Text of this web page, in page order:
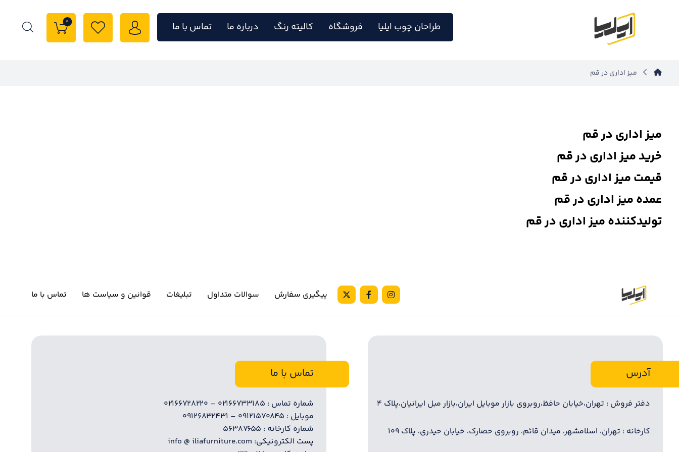
0 طراحان چوب ایلیا فروشگاه کالیته رنگ درباره ما تماس با ما
میز اداری در قم
میز اداری در قم
خرید میز اداری در قم
قیمت میز اداری در قم
عمده میز اداری در قم
تولیدکننده میز اداری در قم
پیگیری سفارش سوالات متداول تبلیغات قوانین و سیاست ها تماس با ما
آدرس
دفتر فروش : تهران،خیابان حافظ،روبروی بازار موبایل ایران،بازار مبل ایرانیان،پلاک ۴
کارخانه : تهران، اسلامشهر، میدان قائم، روبروی حصارک، خیابان حیدری، پلاک ۱۰۹
تماس با ما
شماره تماس : ۰۲۱۶۶۷۳۳۱۸۵ – ۰۲۱۶۶۷۲۸۲۲۰
موبایل : ۰۹۱۲۱۵۷۰۸۴۵ – ۰۹۱۲۶۸۳۲۴۳۱
شماره کارخانه : ۵۶۳۸۷۶۵۵
پست الکترونیکی: info @ iliafurniture.com